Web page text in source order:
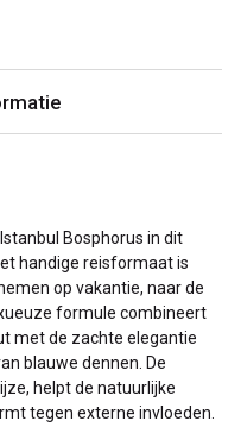
Bosphorus in dit
handige reisformaat is
op vakantie, naar de
formule combineert
met de zachte elegantie
blauwe dennen. De
helpt de natuurlijke
tegen externe invloeden.